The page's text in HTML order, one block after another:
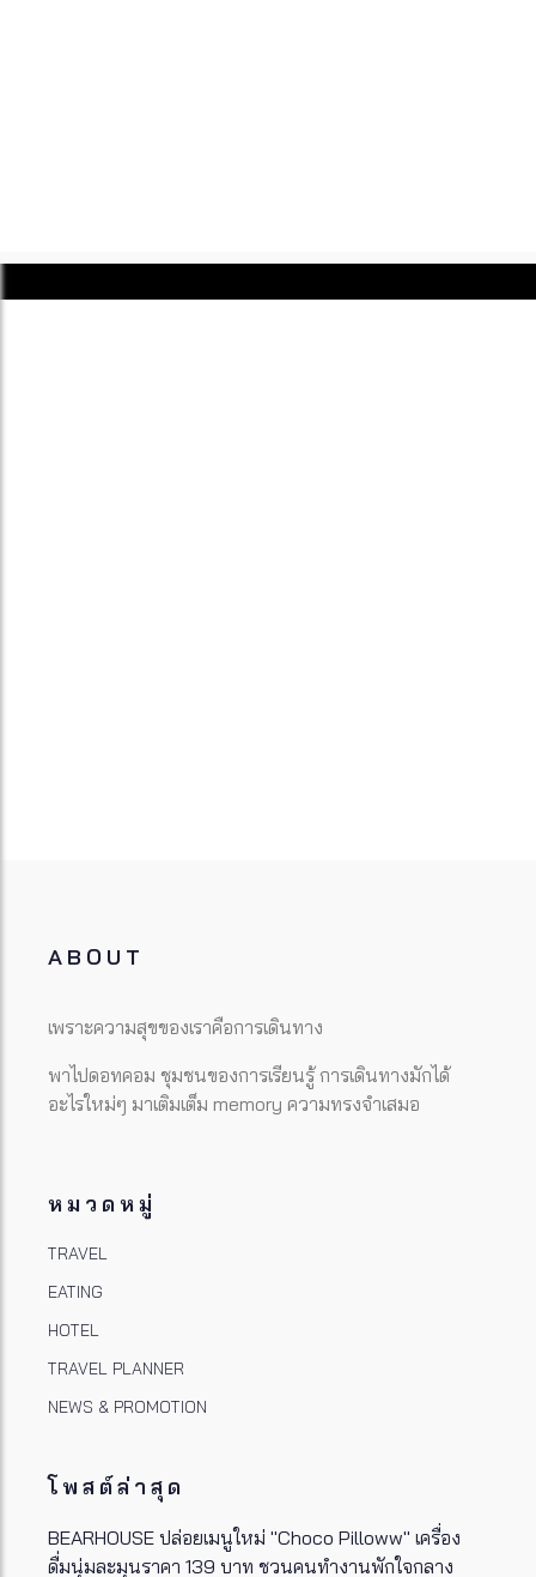
ABOUT
เพราะความสุขของเราคือการเดินทาง
พาไปดอทคอม ชุมชนของการเรียนรู้ การเดินทางมักได้
อะไรใหม่ๆ มาเติมเต็ม memory ความทรงจำเสมอ
หมวดหมู่
TRAVEL
EATING
HOTEL
TRAVEL PLANNER
NEWS & PROMOTION
โพสต์ล่าสุด
BEARHOUSE ปล่อยเมนูใหม่ "Choco Pilloww" เครื่อง
ดื่มนุ่มละมุนราคา 139 บาท ชวนคนทำงานพักใจกลาง